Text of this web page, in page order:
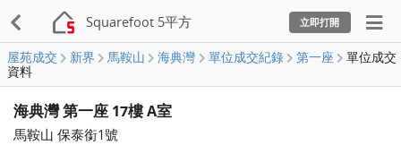
Squarefoot 5平方 立即打開
屋苑成交 新界 馬鞍山 海典灣 單位成交紀錄 第一座
單位成交
資料
海典灣 第一座 17樓 A室
馬鞍山 保泰銜1號